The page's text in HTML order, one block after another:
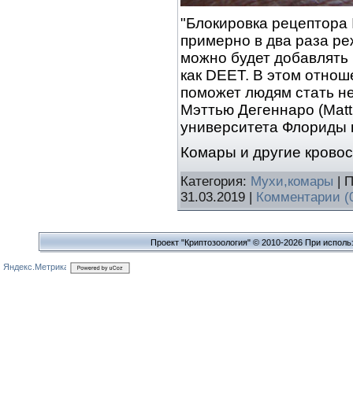
"Блокировка
примерно в два раза
можно будет
как DEET. В этом
поможет людям стать
Мэттью Дегеннаро
университета
Комары и другие
Категория: Мухи,комары |
31.03.2019 | Комментарии
Проект "Криптозоология" © 2010-2026 При